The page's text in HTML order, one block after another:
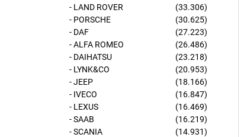
- LAND ROVER
(33.306)
- PORSCHE
(30.625)
- DAF
(27.223)
- ALFA ROMEO
(26.486)
- DAIHATSU
(23.218)
- LYNK&CO
(20.953)
- JEEP
(18.166)
- IVECO
(16.847)
- LEXUS
(16.469)
- SAAB
(16.219)
- SCANIA
(14.931)